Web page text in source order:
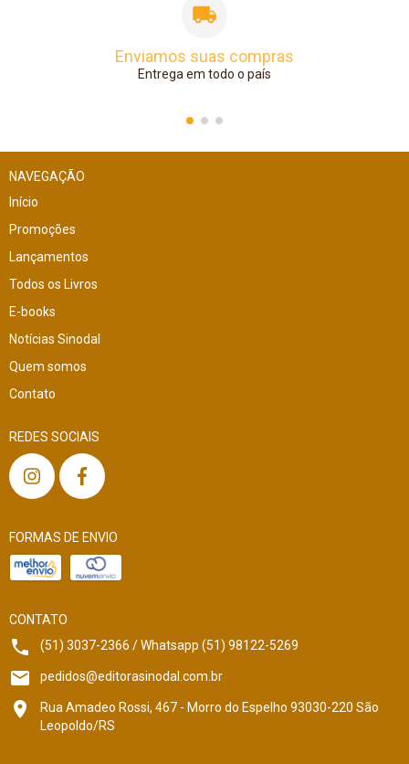
Enviamos suas compras
Entrega em todo o país
NAVEGAÇÃO
Início
Promoções
Lançamentos
Todos os Livros
E-books
Notícias Sinodal
Quem somos
Contato
REDES SOCIAIS
FORMAS DE ENVIO
CONTATO
(51) 3037-2366 / Whatsapp (51) 98122-5269
pedidos@editorasinodal.com.br
Rua Amadeo Rossi, 467 - Morro do Espelho 93030-220 São
Leopoldo/RS